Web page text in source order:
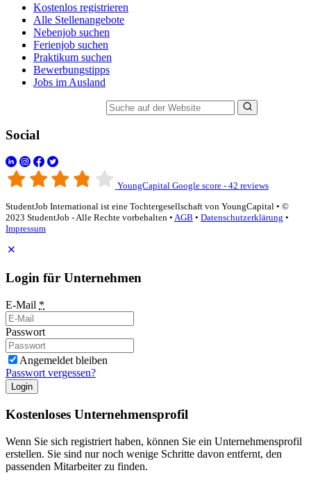
Kostenlos registrieren
Alle Stellenangebote
Nebenjob suchen
Ferienjob suchen
Praktikum suchen
Bewerbungstipps
Jobs im Ausland
Social
YoungCapital Google score - 42 reviews
StudentJob International ist eine Tochtergesellschaft von YoungCapital • ©
2023 StudentJob - Alle Rechte vorbehalten • AGB • Datenschutzerklärung •
Impressum
Login für Unternehmen
E-Mail *
Passwort
Angemeldet bleiben
Passwort vergessen?
Login
Kostenloses Unternehmensprofil
Wenn Sie sich registriert haben, können Sie ein Unternehmensprofil
erstellen. Sie sind nur noch wenige Schritte davon entfernt, den
passenden Mitarbeiter zu finden.